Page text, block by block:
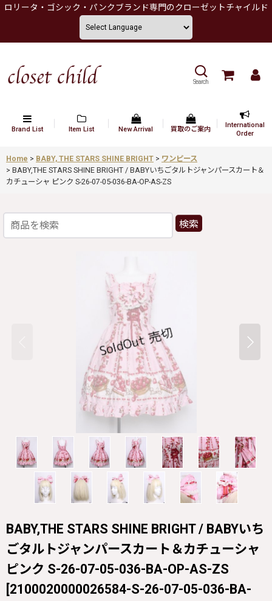
ロリータ・ゴシック・パンクブランド専門のクローゼットチャイルド
Search
Brand List Item List New Arrival 買取のご案内
International
Order
Home > BABY, THE STARS SHINE BRIGHT > ワンピース
> BABY,THE STARS SHINE BRIGHT / BABYいちごタルトジャンパースカート＆
カチューシャ ピンク S-26-07-05-036-BA-OP-AS-ZS
検索
BABY,THE STARS SHINE BRIGHT / BABYいち
ごタルトジャンパースカート＆カチューシャ
ピンク S-26-07-05-036-BA-OP-AS-ZS
[2100020000026584-S-26-07-05-036-BA-